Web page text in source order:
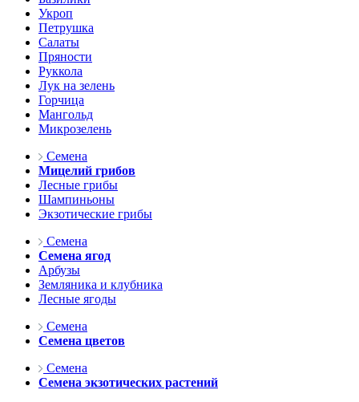
Укроп
Петрушка
Салаты
Пряности
Руккола
Лук на зелень
Горчица
Мангольд
Микрозелень
Семена
Мицелий грибов
Лесные грибы
Шампиньоны
Экзотические грибы
Семена
Семена ягод
Арбузы
Земляника и клубника
Лесные ягоды
Семена
Семена цветов
Семена
Семена экзотических растений